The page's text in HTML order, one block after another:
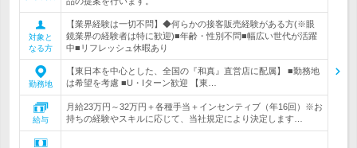
対象と
なる方
【業界経験は一切不問】◆何らかの接客販売経験がある方(※眼
鏡業界の経験者は特に歓迎)■年齢・性別不問■幅広い世代が活躍
中■リフレッシュ休暇あり
勤務地
【東日本を中心とした、全国の『和真』直営店に配属】 ■勤務地
は希望を考慮 ■U・Iターン歓迎 【東…
給与
月給23万円～32万円＋各種手当＋インセンティブ（年16回）※お
持ちの経験やスキルに応じて、当社規定により決定します…